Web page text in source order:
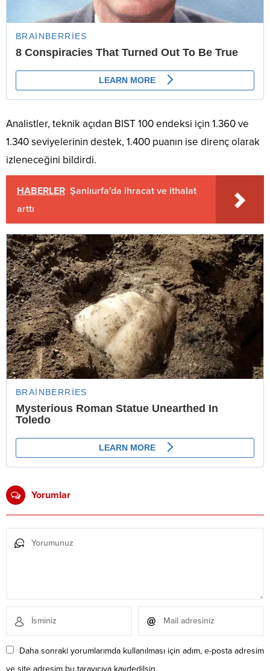
Analistler, teknik açıdan BIST 100 endeksi için 1.360 ve
1.340 seviyelerinin destek, 1.400 puanın ise direnç olarak
izleneceğini bildirdi.
HABERLER Şanlıurfa'da ihracat ve ithalat
arttı
Yorumlar
Daha sonraki yorumlarımda kullanılması için adım, e-posta adresim
ve site adresim bu tarayıcıya kaydedilsin.